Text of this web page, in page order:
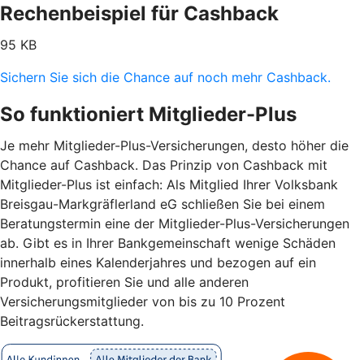
Rechenbeispiel für Cashback
95 KB
Sichern Sie sich die Chance auf noch mehr Cashback.
So funktioniert Mitglieder-Plus
Je mehr Mitglieder-Plus-Versicherungen, desto höher die
Chance auf Cashback. Das Prinzip von Cashback mit
Mitglieder-Plus ist einfach: Als Mitglied Ihrer Volksbank
Breisgau-Markgräflerland eG schließen Sie bei einem
Beratungstermin eine der Mitglieder-Plus-Versicherungen
ab. Gibt es in Ihrer Bankgemeinschaft wenige Schäden
innerhalb eines Kalenderjahres und bezogen auf ein
Produkt, profitieren Sie und alle anderen
Versicherungsmitglieder von bis zu 10 Prozent
Beitragsrückerstattung.